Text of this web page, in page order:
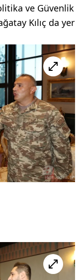
ve Güvenlik
Kılıç da yer